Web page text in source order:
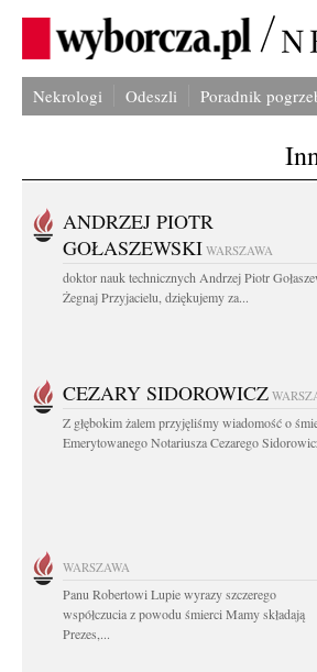
Nekrologi Odeszli Poradnik
ANDRZEJ PIOTR
GOŁASZEWSKI WARSZAWA
doktor nauk technicznych Andrzej Piotr
Żegnaj Przyjacielu, dziękujemy za...
CEZARY SIDOROWICZ
Z głębokim żalem przyjęliśmy wiadomość o
Emerytowanego Notariusza Cezarego
WARSZAWA
Panu Robertowi Lupie wyrazy szczerego
współczucia z powodu śmierci Mamy składają
Prezes,...